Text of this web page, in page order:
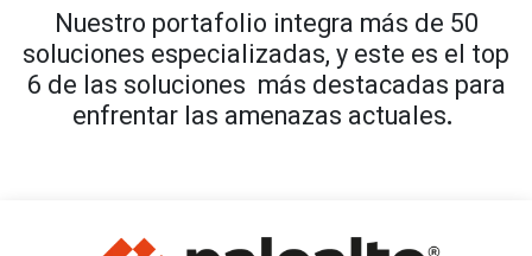
Nuestro portafolio integra más de 50
soluciones especializadas, y este es el top
6 de las soluciones más destacadas para
enfrentar las amenazas actuales.